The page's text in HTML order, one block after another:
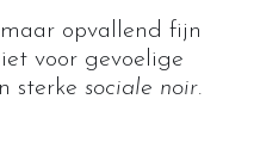
opvallend fijn
voor gevoelige
sterke sociale noir.